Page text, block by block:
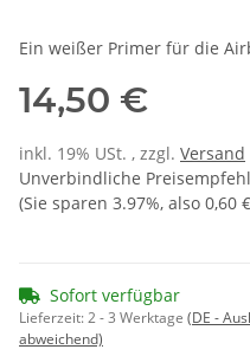
Ein weißer Primer für die
14,50 €
inkl. 19% USt. , zzgl. Versand
Unverbindliche
(Sie sparen 3.97%, also 0,60 €
Sofort verfügbar
Lieferzeit:2 - 3 Werktage (DE -
abweichend)